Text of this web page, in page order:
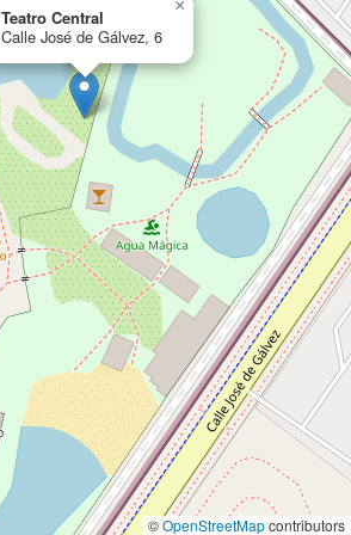
Teatro Central
Calle José de Gálvez, 6
×
©OpenStreetMapcontributors